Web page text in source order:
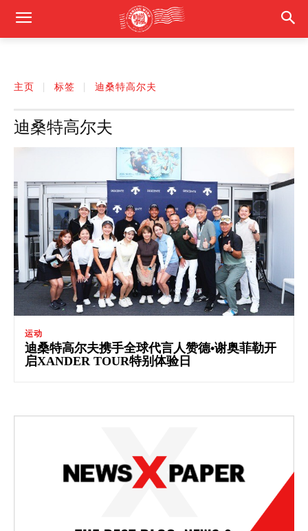
主页 标签 迪桑特高尔夫
迪桑特高尔夫
运动
迪桑特高尔夫携手全球代言人赞德•谢奥菲勒开
启XANDER TOUR特别体验日